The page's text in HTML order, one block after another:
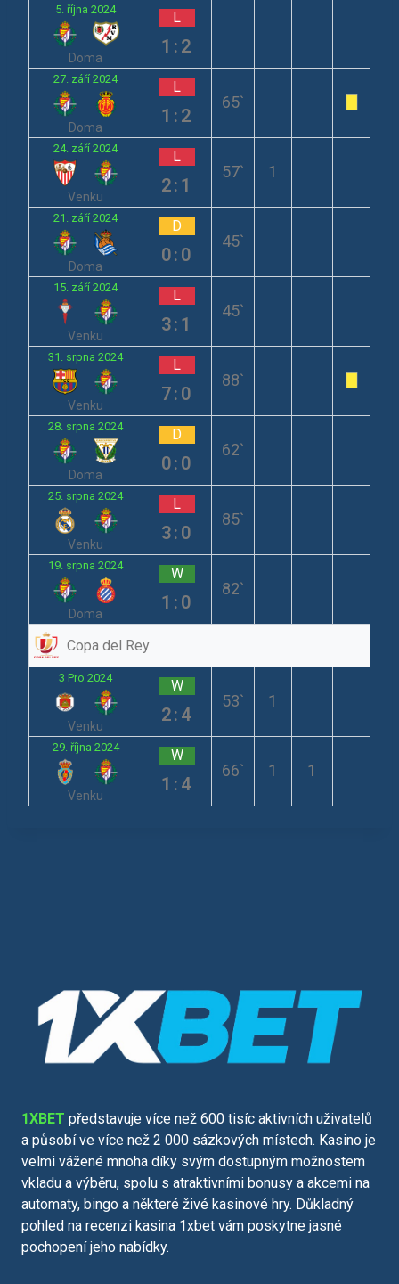
5. října 2024
Doma
L
1:2
27. září 2024
Doma
L
1:2
65`
24. září 2024
Venku
L
2:1
57` 1
21. září 2024
Doma
D
0:0
45`
15. září 2024
Venku
L
3:1
45`
31. srpna 2024
Venku
L
7:0
88`
28. srpna 2024
Doma
D
0:0
62`
25. srpna 2024
Venku
L
3:0
85`
19. srpna 2024
Doma
W
1:0
82`
Copa del Rey
3 Pro 2024
Venku
W
2:4
53` 1
29. října 2024
Venku
W
1:4
66` 1 1
1XBET představuje více než 600 tisíc aktivních uživatelů
a působí ve více než 2 000 sázkových místech. Kasino je
velmi vážené mnoha díky svým dostupným možnostem
vkladu a výběru, spolu s atraktivními bonusy a akcemi na
automaty, bingo a některé živé kasinové hry. Důkladný
pohled na recenzi kasina 1xbet vám poskytne jasné
pochopení jeho nabídky.